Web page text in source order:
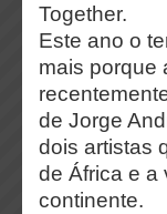
Together.
Este ano o
mais porque
de Jorge
dois artistas
de África e a
continente.